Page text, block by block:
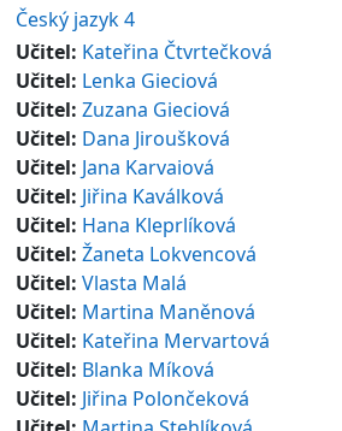
Český jazyk 4
Učitel: Kateřina Čtvrtečková
Učitel: Lenka Gieciová
Učitel: Zuzana Gieciová
Učitel: Dana Jiroušková
Učitel: Jana Karvaiová
Učitel: Jiřina Kaválková
Učitel: Hana Kleprlíková
Učitel: Žaneta Lokvencová
Učitel: Vlasta Malá
Učitel: Martina Maněnová
Učitel: Kateřina Mervartová
Učitel: Blanka Míková
Učitel: Jiřina Polončeková